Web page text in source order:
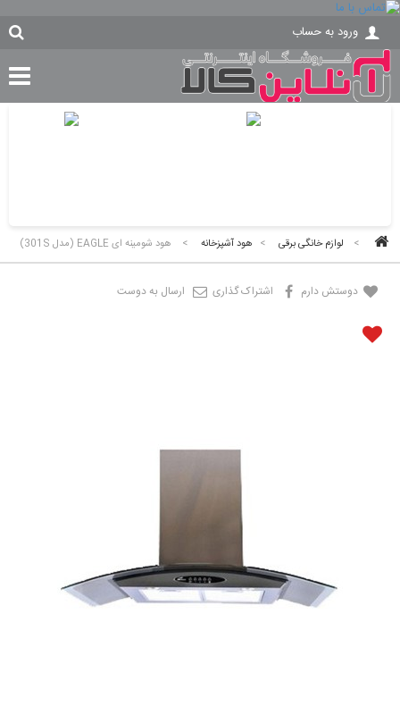
ورود به حساب
> لوازم خانگی برقی > هود آشپزخانه > هود شومینه ای EAGLE (مدل 301S)
دوستش دارم اشتراک گذاری ارسال به دوست